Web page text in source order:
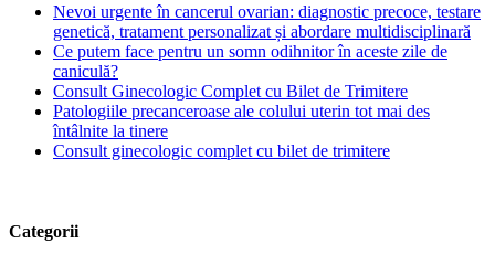
Nevoi urgente în cancerul ovarian: diagnostic precoce, testare
genetică, tratament personalizat și abordare multidisciplinară
Ce putem face pentru un somn odihnitor în aceste zile de
caniculă?
Consult Ginecologic Complet cu Bilet de Trimitere
Patologiile precanceroase ale colului uterin tot mai des
întâlnite la tinere
Consult ginecologic complet cu bilet de trimitere
Categorii